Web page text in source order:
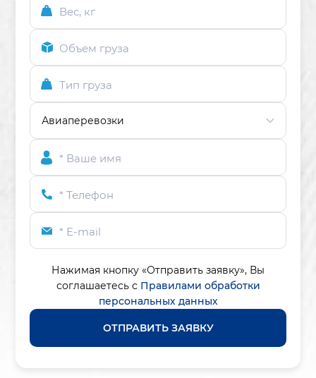
Вес, кг
Объем груза
Тип груза
* Ваше имя
* Телефон
* E-mail
Нажимая кнопку «Отправить заявку», Вы
соглашаетесь с Правилами обработки
персональных данных
ОТПРАВИТЬ ЗАЯВКУ